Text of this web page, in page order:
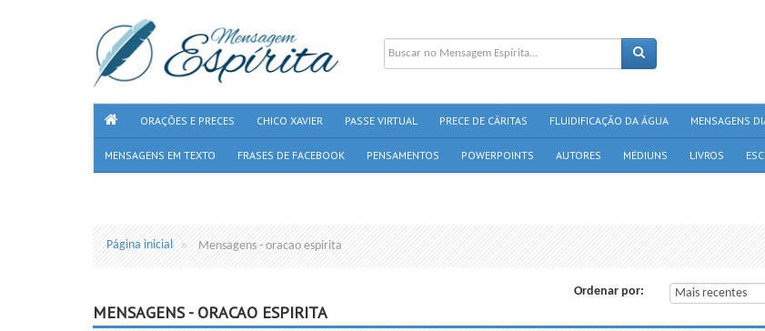
ORAÇÕES E PRECES CHICO XAVIER PASSE VIRTUAL PRECE DE CÁRITAS FLUIDIFICAÇÃO DA ÁGUA MENSAGENS
MENSAGENS EM TEXTO FRASES DE FACEBOOK PENSAMENTOS POWERPOINTS AUTORES MÉDIUNS LIVROS
Página inicial Mensagens - oracao espirita
Ordenar por:
MENSAGENS - ORACAO ESPIRITA